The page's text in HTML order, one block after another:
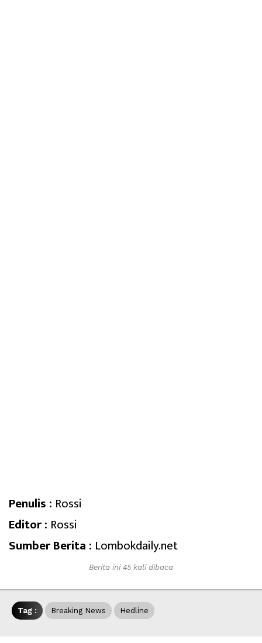
Penulis : Rossi
Editor : Rossi
Sumber Berita : Lombokdaily.net
Berita ini 45 kali dibaca
Tag : Breaking News Hedline